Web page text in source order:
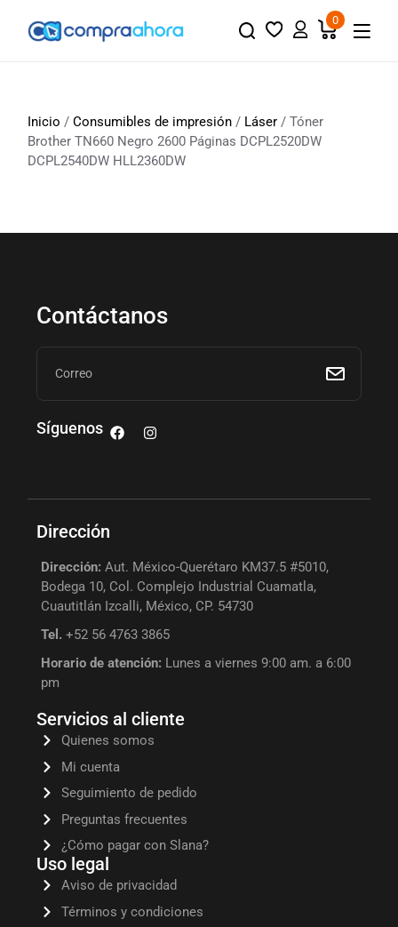
0
Inicio /Consumibles de impresión / Láser / Tóner
Brother TN660 Negro 2600 Páginas DCPL2520DW
DCPL2540DW HLL2360DW
Contáctanos
Síguenos
Dirección
Dirección: Aut. México-Querétaro KM37.5 #5010,
Bodega 10, Col. Complejo Industrial Cuamatla,
Cuautitlán Izcalli, México, CP. 54730
Tel. +52 56 4763 3865
Horario de atención: Lunes a viernes 9:00 am. a 6:00
pm
Servicios al cliente
Quienes somos
Mi cuenta
Seguimiento de pedido
Preguntas frecuentes
¿Cómo pagar con Slana?
Uso legal
Aviso de privacidad
Términos y condiciones